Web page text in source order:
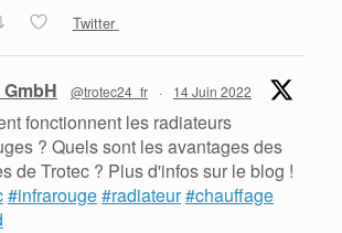
Twitter
@trotec24_fr · 14 Juin 2022
fonctionnent les radiateurs
? Quels sont les avantages des
de Trotec ? Plus d'infos sur le blog !
#infrarouge#radiateur#chauffage